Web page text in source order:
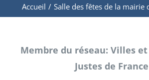
Accueil / Salle des fêtes de la mairie
Membre du réseau: Villes
Justes de France